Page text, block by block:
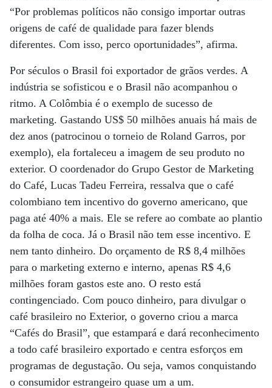
“Por problemas políticos não consigo importar outras
origens de café de qualidade para fazer blends
diferentes. Com isso, perco oportunidades”, afirma.
Por séculos o Brasil foi exportador de grãos verdes. A
indústria se sofisticou e o Brasil não acompanhou o
ritmo. A Colômbia é o exemplo de sucesso de
marketing. Gastando US$ 50 milhões anuais há mais de
dez anos (patrocinou o torneio de Roland Garros, por
exemplo), ela fortaleceu a imagem de seu produto no
exterior. O coordenador do Grupo Gestor de Marketing
do Café, Lucas Tadeu Ferreira, ressalva que o café
colombiano tem incentivo do governo americano, que
paga até 40% a mais. Ele se refere ao combate ao plantio
da folha de coca. Já o Brasil não tem esse incentivo. E
nem tanto dinheiro. Do orçamento de R$ 8,4 milhões
para o marketing externo e interno, apenas R$ 4,6
milhões foram gastos este ano. O resto está
contingenciado. Com pouco dinheiro, para divulgar o
café brasileiro no Exterior, o governo criou a marca
“Cafés do Brasil”, que estampará e dará reconhecimento
a todo café brasileiro exportado e centra esforços em
programas de degustação. Ou seja, vamos conquistando
o consumidor estrangeiro quase um a um.